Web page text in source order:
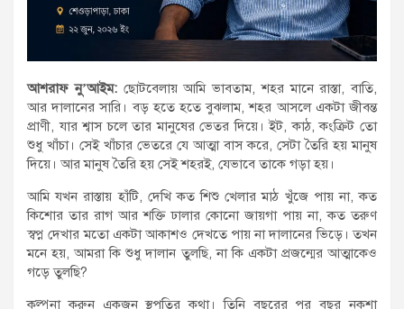
আশরাফ নু’আইম:ছোটবেলায় আমি ভাবতাম, শহর মানে রাস্তা, বাতি,
আর দালানের সারি। বড় হতে হতে বুঝলাম, শহর আসলে একটা জীবন্ত
প্রাণী, যার শ্বাস চলে তার মানুষের ভেতর দিয়ে। ইট, কাঠ, কংক্রিট তো
শুধু খাঁচা। সেই খাঁচার ভেতরে যে আত্মা বাস করে, সেটা তৈরি হয় মানুষ
দিয়ে। আর মানুষ তৈরি হয় সেই শহরই, যেভাবে তাকে গড়া হয়।
আমি যখন রাস্তায় হাঁটি, দেখি কত শিশু খেলার মাঠ খুঁজে পায় না, কত
কিশোর তার রাগ আর শক্তি ঢালার কোনো জায়গা পায় না, কত তরুণ
স্বপ্ন দেখার মতো একটা আকাশও দেখতে পায় না দালানের ভিড়ে। তখন
মনে হয়, আমরা কি শুধু দালান তুলছি, না কি একটা প্রজন্মের আত্মাকেও
গড়ে তুলছি?
কল্পনা করুন একজন স্থপতির কথা। তিনি বছরের পর বছর নকশা